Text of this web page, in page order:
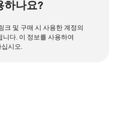
하나요?
크 및 구매 시 사용한 계정의
다. 이 정보를 사용하여
시오.